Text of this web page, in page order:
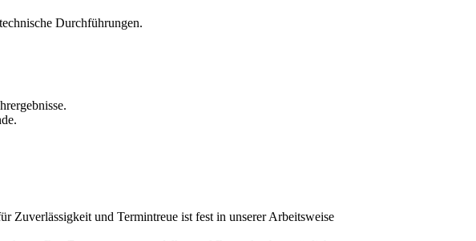
Durchführungen.
Zuverlässigkeit und Termintreue ist fest in unserer Arbeitsweise